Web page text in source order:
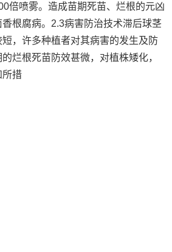
倍喷雾。造成苗期死苗、烂根的元凶
根腐病。2.3病害防治技术滞后球茎
，许多种植者对其病害的发生及防
烂根死苗防效甚微，对植株矮化，
所措